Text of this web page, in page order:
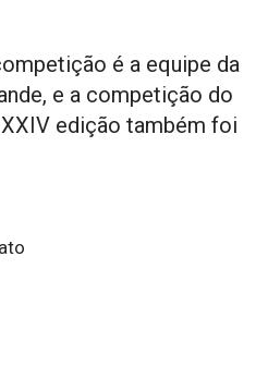
é a equipe da
e a competição do
edição também foi